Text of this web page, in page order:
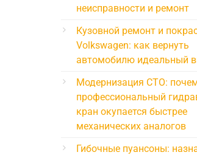
неисправности и ремонт
Кузовной ремонт и
Volkswagen: как вернуть
автомобилю идеальный
Модернизация СТО:
профессиональный
кран окупается быстрее
механических аналогов
Гибочные пуансоны: